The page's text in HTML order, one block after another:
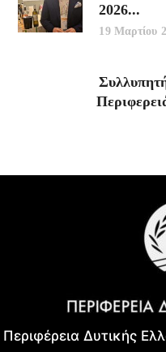
2026...
19 Μαρτίου
Περιφέρεια Δυτικής